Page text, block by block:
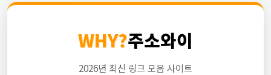
WHY?주소와이
2026년 최신 링크 모음 사이트